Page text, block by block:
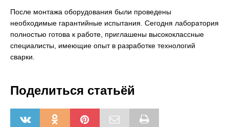
После монтажа оборудования были проведены
необходимые гарантийные испытания. Сегодня лаборатория
полностью готова к работе, приглашены высококлассные
специалисты, имеющие опыт в разработке технологий
сварки.
Поделиться статьёй